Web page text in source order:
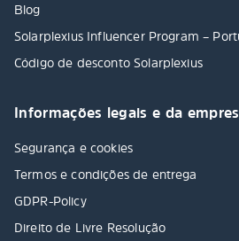
Blog
Solarplexius Influencer Program –
Código de desconto Solarplexius
Informações legais e da
Segurança e cookies
Termos e condições de entrega
GDPR-Policy
Direito de Livre Resolução